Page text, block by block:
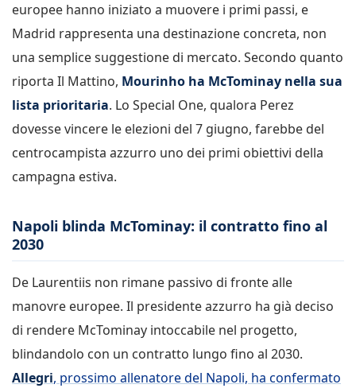
europee hanno iniziato a muovere i primi passi, e
Madrid rappresenta una destinazione concreta, non
una semplice suggestione di mercato. Secondo quanto
riporta Il Mattino, Mourinho ha McTominay nella sua
lista prioritaria. Lo Special One, qualora Perez
dovesse vincere le elezioni del 7 giugno, farebbe del
centrocampista azzurro uno dei primi obiettivi della
campagna estiva.
Napoli blinda McTominay: il contratto fino al
2030
De Laurentiis non rimane passivo di fronte alle
manovre europee. Il presidente azzurro ha già deciso
di rendere McTominay intoccabile nel progetto,
blindandolo con un contratto lungo fino al 2030.
Allegri, prossimo allenatore del Napoli, ha confermato